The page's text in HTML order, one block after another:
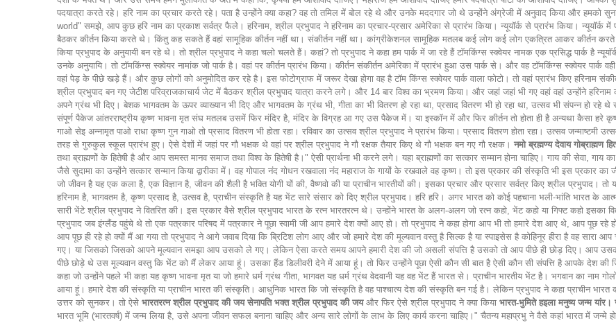
पदयात्रा करते रहे। हरि नाम का प्रचार करते रहे। पता है उन्होंने क्या कहा? वह तो तमिल में बोल रहे थे और उनके मददगार जो थे उन्होंने अंग्रेजी में अनुवाद किया और
world" समझे, आप कुछ हरि नाम का प्रकाश सर्वत्र फैले। हरिनाम, श्रील प्रभुपाद ने हरिनाम का प्रचार-प्रसार अमेरिका से प्रारंभ किया। न्यूयॉर्क से प्रारंभ किया।
बैठकर कीर्तन किया करते थे। किंतु कह सकते हैं वहां सामूहिक कीर्तन नहीं था। संकीर्तन नहीं था। कांग्रीकेशनल सामूहिक मतलब कई लोग कई लोग एकत्रित आकर कीर्तन
किया प्रभुपाद के अनुयायी बन रहे थे। तो श्रील प्रभुपाद ने कहा चलो चलते हैं। कहां? तो प्रभुपाद ने कहा हम पार्क में जा रहे हैं टॉमकिंग्स स्क्वेयर नामक एक प्रसिद्ध पार्क है
उनके अनुयायि। तो टॉमकिंग्स स्क्वेयर नामांक जो पार्क है। वहां पर कीर्तन प्रारंभ किया। कीर्तन संकीर्तन अमेरिका में प्रारंभ हुआ उस पार्क से। और वह टॉमकिंग्स स्क्वेयर पार्क
वहां पेड़ के पीछे खड़े हैं। और कुछ लोगों को अनुमोदित कर रहे है। इस फोटोग्राफ में जरूर देखा होगा वह है टॉम किंग्स स्क्वेयर पार्क वाला फोटो। तो वहां प्रारंभ किए हरिनाम
श्रील प्रभुपाद बन गए जेटीश परिव्राजकाचार्य जेट में बैठकर श्रील प्रभुपाद यात्रा करने लगे। और 14 बार विश्व का भ्रमण किया। और जहां जहां भी गए वहां वहां उन्होंने हरिनाम
अपने ग्रंथ भी दिए। बेशक भागवतम के ऊपर व्याख्यान भी दिए और भागवतम के ग्रंथ भी, गीता का भी वितरण हो रहा था, प्रसाद वितरण भी हो रहा था, उत्सव भी संपन्न हो रहे थे
संपूर्ण पैकेज आंतरराष्ट्रीय कृष्ण भावना मृत संघ मतलब उसमें फिर मंदिर है, मंदिर के विग्रह आ गए उस पैकेज में। या इस्कॉन में और फिर कीर्तन तो होता ही है अन्यथा कैसा हरे
गाओ सेइ अन्नामृत पाओ राधा कृष्ण गुन गाओ तो प्रसाद वितरण भी होता रहा। रविवार का उत्सव श्रील प्रभुपाद ने प्रारंभ किया। प्रसाद वितरण होता रहा। उत्सव जन्माष्टमी
तरह से गुरुकुल स्कूल प्रारंभ हुए। ऐसे देशों में जहां पर गौ भक्षक थे वहां पर श्रील प्रभुपाद ने गौ रक्षक तैयार किए थे गौ भक्षक बन गए गौ रक्षक। नमो ब्रह्मण्य देवाय गोब्राह्मण
तथा ब्राह्मणों के हितेषी है और आप समस्त मानव समाज तथा विश्व के हितेषी है।" ऐसी प्रार्थना भी करने लगे। यहा ब्राह्मणों का सत्कार सम्मान होना चाहिए। गाय की सेवा, गाय
जैसे सुदामा का उन्होंने सत्कार सन्मान किया द्वारीका में। वह गोपाल नंद गोधन रखवाला नंद महाराज के गायों के रखवाले वह कृष्ण। तो इस प्रकार की संस्कृति भी इस प्रकार
जो जीवन है यह एक कला है, एक विज्ञान है, जीवन की शैली है भक्ति योगी यों की, वैष्णवो की या प्राचीन भारतीयों की। इसका प्रचार और प्रसार सर्वत्र किए श्रील
हरिनाम है, भागवतम है, कृष्ण प्रसाद है, उत्सव है, प्राचीन संस्कृति है यह भेंट सारे संसार को दिए श्रील प्रभुपाद। हरि हरि। अगर भारत को कोई पहचाना भली-भांति भारत के
सारी भेंटे श्रील प्रभुपाद ने वितरित की। इस प्रकार वैसे श्रील प्रभुपाद भारत के रत्न भारतरत्न थे। उन्होंने भारत के अलग-अलग जो रत्न कहो, भेंट कहो या गिफ्ट कहो इसका
प्रभुपाद जब इंग्लैंड पहुंचे थे तो एक पत्रकार परिषद में पत्रकार ने पूछा स्वामी जी आप हमारे देश क्यों आए हो। तो प्रभुपाद ने कहा होगा आप भी तो हमारे देश आए थे, आप पूछ
आप पूछ ही रहे हो क्यों मैं आ गया तो प्रभुपाद ने आगे जवाब दिया कि ब्रिटिश लोग आए और जो हमारे देश की मूल्यवान वस्तु है सिल्क है या स्पाइसेस है कोहिनूर हीरा है वह
गए। या जिसको जिसको आपने मूल्यवान समझा आप उसको ले गए। लेकिन ऐसा करते समय आपने हमारी देश की जो असली संपत्ति है उसको तो आप पीछे ही छोड़ दिए। आप
पीछे छोड़े थे उस मूल्यवान वस्तु कि भेंट को मैं लेकर आया हूं। उसका हैंड डिलीवरी देने में आया हूं। तो फिर उन्होंने पूछा ऐसी कौन सी बात है ऐसी कौन सी संपत्ति है आपके देश की
कहा जो उन्होंने पहले भी कहा यह कृष्ण भावना मृत या जो हमारे धर्म ग्रंथ गीता, भागवत यह धर्म ग्रंथ वेदवानी यह वह भेंट हैं भारत से। प्राचीन भारतीय भेंट है। भगवान का नाम
आया हूं। हमारे देश की संस्कृति या प्राचीन भारत की संस्कृति। आधुनिक भारत कि जो संस्कृति है वह पाश्चात्य देश की संस्कृति बन गई है। लेकिन प्रभुपाद ने कहा प्राचीन
उत्तर को सुनकर। तो ऐसे भारतरत्न श्रील प्रभुपाद की जय सेनापति भक्त श्रील प्रभुपाद की जयऔर फिर ऐसे श्रील प्रभुपाद ने क्या किया भारत-भुमिते हइला मनुष्य जन्म
भारत भूमि (भारतवर्ष) में जन्म लिया है, उसे अपना जीवन सफल बनाना चाहिए और अन्य सारे लोगों के लाभ के लिए कार्य करना चाहिए।" चैतन्य महाप्रभु ने वैसे कहां भारत में जन्मे